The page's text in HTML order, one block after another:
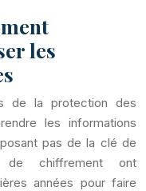
les
de la protection des
les informations
pas de la clé de
de chiffrement ont
années pour faire